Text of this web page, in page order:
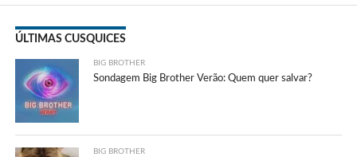
ÚLTIMAS CUSQUICES
BIG BROTHER
Sondagem Big Brother Verão: Quem quer salvar?
BIG BROTHER